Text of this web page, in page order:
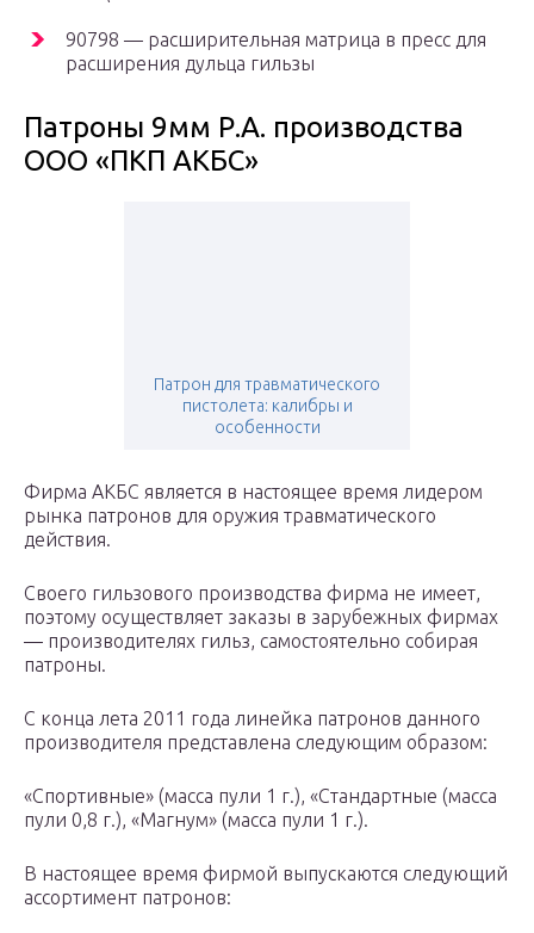
90798 — расширительная матрица в пресс для
расширения дульца гильзы
Патроны 9мм Р.А. производства
ООО «ПКП АКБС»
Патрон для травматического
пистолета: калибры и
особенности
Фирма АКБС является в настоящее время лидером
рынка патронов для оружия травматического
действия.
Своего гильзового производства фирма не имеет,
поэтому осуществляет заказы в зарубежных фирмах
— производителях гильз, самостоятельно собирая
патроны.
С конца лета 2011 года линейка патронов данного
производителя представлена следующим образом:
«Спортивные» (масса пули 1 г.), «Стандартные (масса
пули 0,8 г.), «Магнум» (масса пули 1 г.).
В настоящее время фирмой выпускаются следующий
ассортимент патронов: